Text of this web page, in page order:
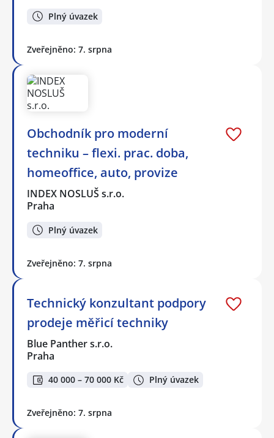
Plný úvazek
Zveřejněno: 7. srpna
Obchodník pro moderní
techniku – flexi. prac. doba,
homeoffice, auto, provize
INDEX NOSLUŠ s.r.o.
Praha
Plný úvazek
Zveřejněno: 7. srpna
Technický konzultant podpory
prodeje měřicí techniky
Blue Panther s.r.o.
Praha
40 000 – 70 000 Kč Plný úvazek
Zveřejněno: 7. srpna